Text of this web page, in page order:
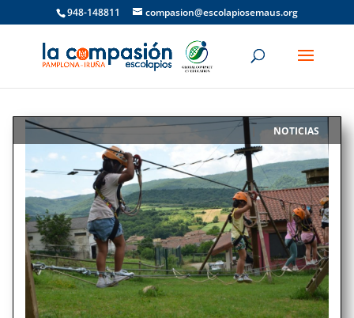
948-148811 compasion@escolapiosemaus.org
NOTICIAS